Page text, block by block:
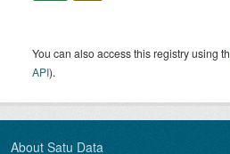
You can also access this registry using
API).
About Satu Data